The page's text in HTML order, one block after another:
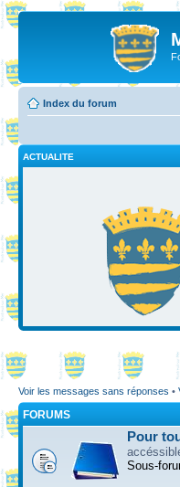
Index du forum
ACTUALITE
Voir les messages sans réponses •
FORUMS
Pour
Sous-